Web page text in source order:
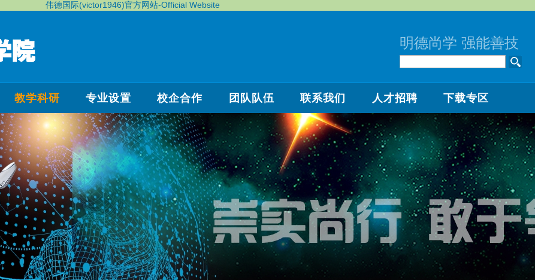
伟德国际(victor1946)官方网站-Official Website
明德尚学 强能善技
教学科研 专业设置 校企合作 团队队伍 联系我们 人才招聘 下载专区